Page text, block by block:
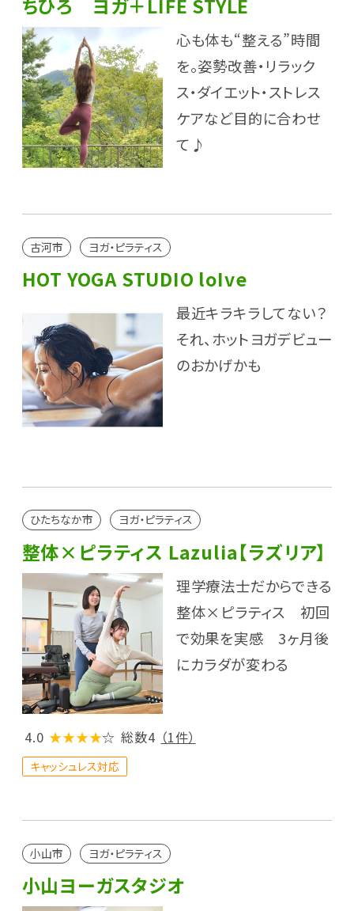
ちひろ ヨガ＋LIFE STYLE
心も体も“整える”時間
を。姿勢改善・リラック
ス・ダイエット・ストレス
ケアなど目的に合わせ
て♪
古河市 ヨガ・ピラティス
HOT YOGA STUDIO loIve
最近キラキラしてない？
それ、ホットヨガデビュー
のおかげかも
ひたちなか市 ヨガ・ピラティス
整体×ピラティス Lazulia【ラズリア】
理学療法士だからできる
整体×ピラティス 初回
で効果を実感 3ヶ月後
にカラダが変わる
4.0 ★★★★☆ 総数4 （1件）
キャッシュレス対応
小山市 ヨガ・ピラティス
小山ヨーガスタジオ